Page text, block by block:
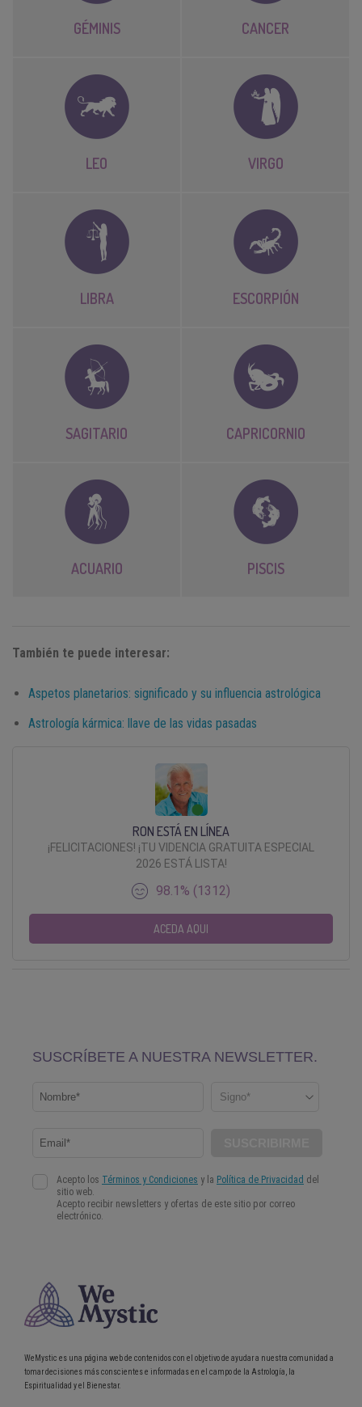
GÉMINIS CANCER
LEO VIRGO
LIBRA ESCORPIÓN
SAGITARIO CAPRICORNIO
ACUARIO PISCIS
También te puede interesar:
Aspetos planetarios: significado y su influencia astrológica
Astrología kármica: llave de las vidas pasadas
RON ESTÁ EN LÍNEA
¡FELICITACIONES! ¡TU VIDENCIA GRATUITA ESPECIAL
2026 ESTÁ LISTA!
98.1% (1312)
ACEDA AQUI
WeMystic es una página web de contenidos con el objetivo de ayudar a nuestra comunidad a
tomar decisiones más conscientes e informadas en el campo de la Astrología, la
Espiritualidad y el Bienestar.